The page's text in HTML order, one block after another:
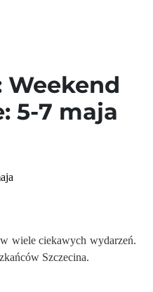
5-7 maja
wiele ciekawych wydarzeń.
Szczecina.